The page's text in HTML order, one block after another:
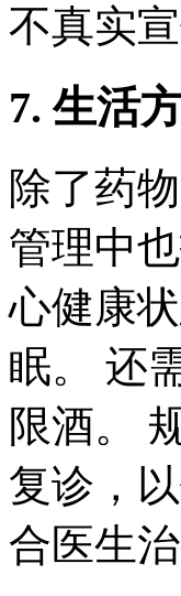
不真实
7. 生活
除了药
管理中
心健康
眠。 还
限酒。
复诊，
合医生